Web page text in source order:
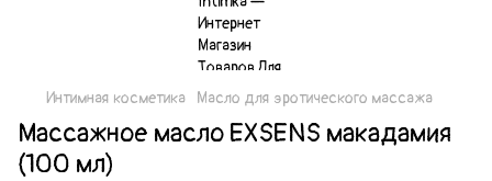
Интимная косметика Масло для эротического массажа
Массажное масло EXSENS макадамия
(100 мл)